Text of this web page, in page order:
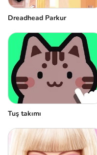
Dreadhead Parkur
Tuş takımı